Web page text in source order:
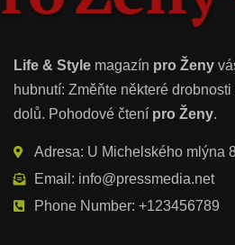
Life & Style magazín pro Ženy
hubnutí: Změňte některé
dolů. Pohodové čtení pro Ženy.
Adresa: U Michelského mlýna
Email: info@pressmedia.net
Phone Number: +123456789